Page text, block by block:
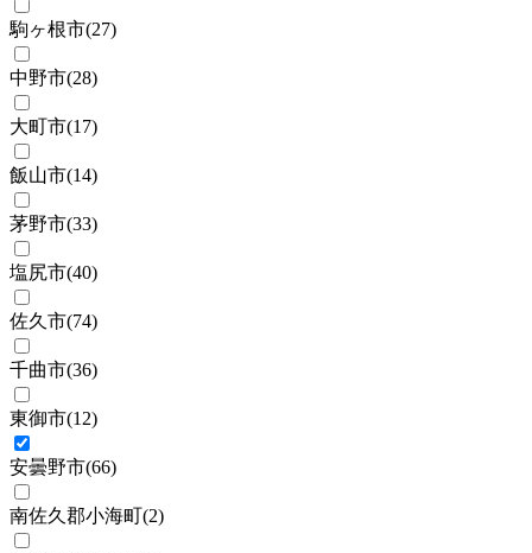
駒ヶ根市(27)
中野市(28)
大町市(17)
飯山市(14)
茅野市(33)
塩尻市(40)
佐久市(74)
千曲市(36)
東御市(12)
安曇野市(66)
南佐久郡小海町(2)